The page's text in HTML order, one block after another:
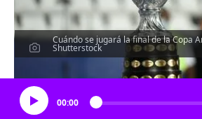
Cuándo se jugará la final de la Copa
Shutterstock
Escucha el
00:00